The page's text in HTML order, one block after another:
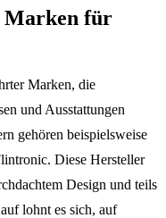
Marken für
Marken, die
und Ausstattungen
gehören beispielsweise
Diese Hersteller
Design und teils
lohnt es sich, auf